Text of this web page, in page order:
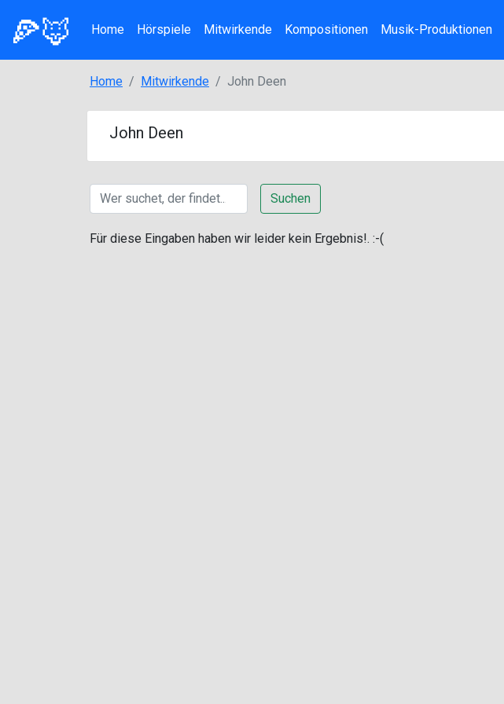
🍕🦊 Home Hörspiele Mitwirkende Kompositionen Musik-Produktionen
Home Mitwirkende John Deen
John Deen
Suchen
Für diese Eingaben haben wir leider kein Ergebnis!. :-(